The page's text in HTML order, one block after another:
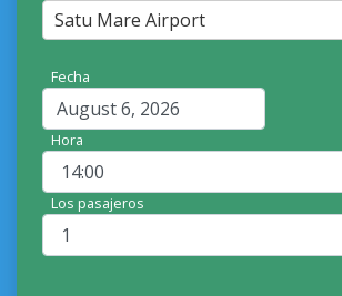
Satu Mare Airport
Fecha
Hora
Los pasajeros